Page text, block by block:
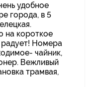
удобное
города, в 5
на короткое
радует! Номера
чайник,
Вежливый
трамвая,